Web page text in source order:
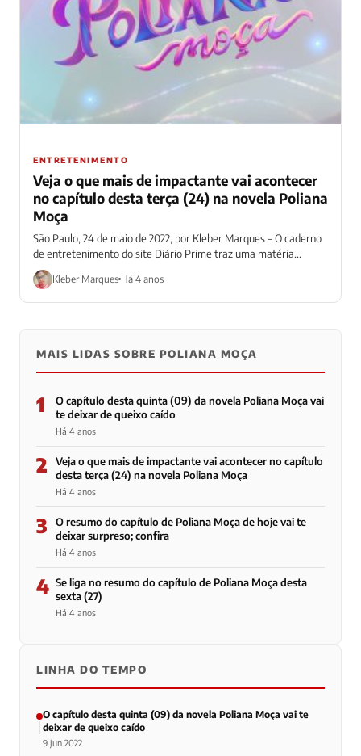
ENTRETENIMENTO
Veja o que mais de impactante vai acontecer
no capítulo desta terça (24) na novela Poliana
Moça
São Paulo, 24 de maio de 2022, por Kleber Marques – O caderno
de entretenimento do site Diário Prime traz uma matéria...
Kleber Marques Há 4 anos
MAIS LIDAS SOBRE POLIANA MOÇA
1
O capítulo desta quinta (09) da novela Poliana Moça vai
te deixar de queixo caído
Há 4 anos
2
Veja o que mais de impactante vai acontecer no capítulo
desta terça (24) na novela Poliana Moça
Há 4 anos
3
O resumo do capítulo de Poliana Moça de hoje vai te
deixar surpreso; confira
Há 4 anos
4 Se liga no resumo do capítulo de Poliana Moça desta
sexta (27)
Há 4 anos
LINHA DO TEMPO
O capítulo desta quinta (09) da novela Poliana Moça vai te
deixar de queixo caído
9 jun 2022